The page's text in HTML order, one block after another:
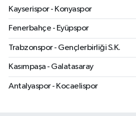
Kayserispor - Konyaspor
Fenerbahçe - Eyüpspor
Trabzonspor - Gençlerbirliği S.K.
Kasımpaşa - Galatasaray
Antalyaspor - Kocaelispor